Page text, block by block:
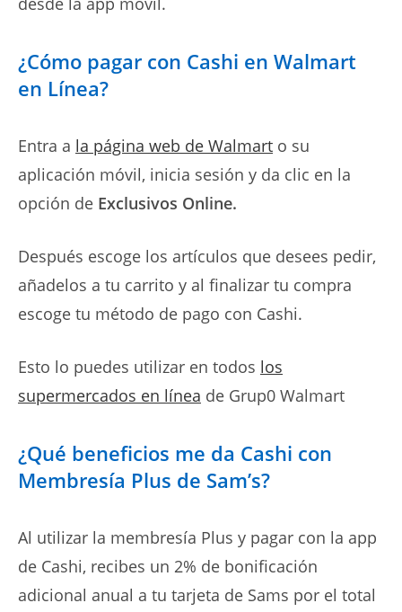
¿Cómo pagar con Cashi en Walmart
en Línea?
Entra a la página web de Walmart o su
aplicación móvil, inicia sesión y da clic en la
opción de Exclusivos Online.
Después escoge los artículos que desees pedir,
añadelos a tu carrito y al finalizar tu compra
escoge tu método de pago con Cashi.
Esto lo puedes utilizar en todos los
supermercados en línea de Grup0 Walmart
¿Qué beneficios me da Cashi con
Membresía Plus de Sam’s?
Al utilizar la membresía Plus y pagar con la app
de Cashi, recibes un 2% de bonificación
adicional anual a tu tarjeta de Sams por el total